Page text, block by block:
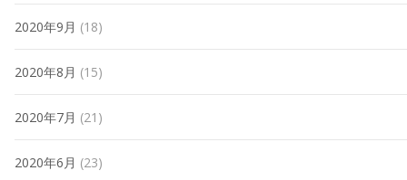
2020年9月 (18)
2020年8月 (15)
2020年7月 (21)
2020年6月 (23)